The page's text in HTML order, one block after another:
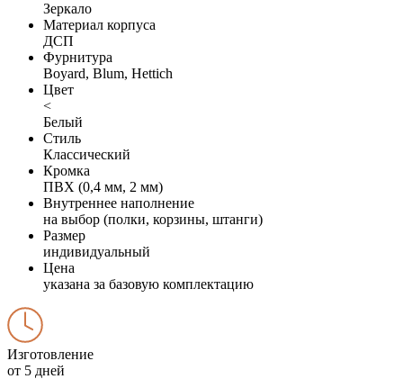
Зеркало
Материал корпуса
ДСП
Фурнитура
Boyard, Blum, Hettich
Цвет
<
Белый
Стиль
Классический
Кромка
ПВХ (0,4 мм, 2 мм)
Внутреннее наполнение
на выбор (полки, корзины, штанги)
Размер
индивидуальный
Цена
указана за базовую комплектацию
Изготовление
от 5 дней